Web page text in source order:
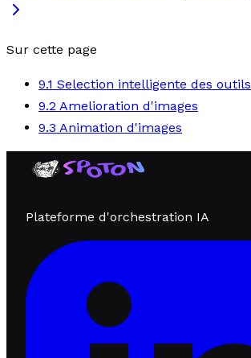
Sur cette page
9.1 Selection intelligente des outils
9.2 Amelioration d'images
9.3 Animation d'images
Plateforme d'orchestration IA